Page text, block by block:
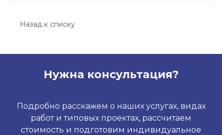
Назад к списку
Нужна консультация?
Подробно расскажем о наших услугах, видах
работ и типовых проектах, рассчитаем
стоимость и подготовим индивидуальное